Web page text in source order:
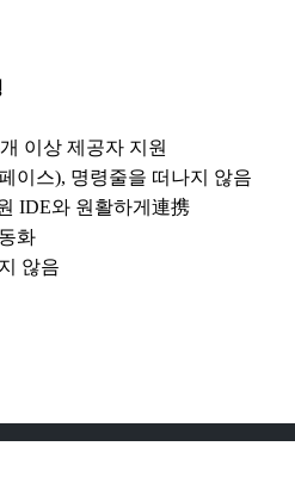
이상 제공자 지원
이스), 명령줄을 떠나지 않음
IDE와 원활하게連携
화
않음